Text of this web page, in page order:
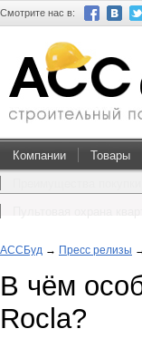
Смотрите нас в:
Компании Товары
АССБуд → Пресс релизы
В чём
Rocla?